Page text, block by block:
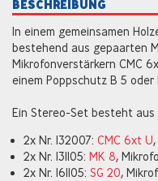
BESCHREIBUNG
In einem gemeinsamen
bestehend aus gepaarten
Mikrofonverstärkern CMC
einem Poppschutz B 5 oder
Ein Stereo-Set besteht aus
2x Nr. 132007:CMC 6xt U
2x Nr. 131105: MK 8,
2x Nr. 161105:SG 20,